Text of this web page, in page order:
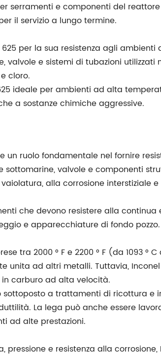
serramenti e componenti del
il servizio a lungo termine.
per la sua resistenza agli
e sistemi di tubazioni
cloro.
ideale per ambienti ad alta
a sostanze chimiche aggressive.
un ruolo fondamentale nel fornire
valvole e componenti
alla corrosione interstiziale
che devono resistere alla
e apparecchiature di fondo pozzo.
tra 2000 ° F e 2200 ° F (da 1093 °
unita ad altri metalli. Tuttavia,
carburo ad alta velocità.
a trattamenti di ricottura e
La lega può anche essere
ad alte prestazioni.
e resistenza alla